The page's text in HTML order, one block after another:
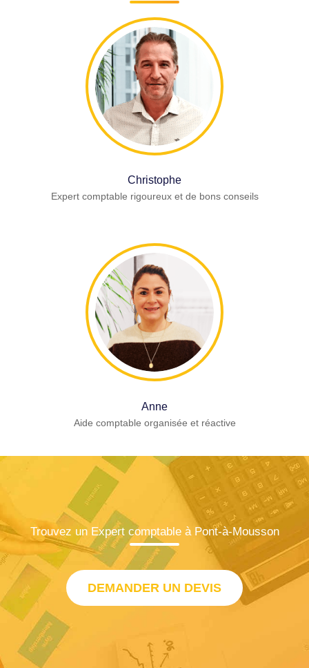
Christophe
Expert comptable rigoureux et de bons conseils
Anne
Aide comptable organisée et réactive
Trouvez un Expert comptable à Pont-à-Mousson
DEMANDER UN DEVIS